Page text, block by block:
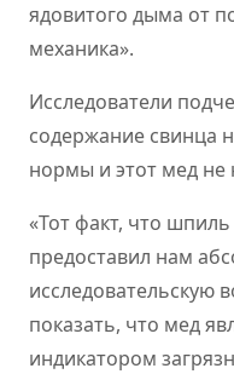
ядовитого дыма от
механика».
Исследователи
содержание свинца
нормы и этот мед не
«Тот факт, что
предоставил нам
исследовательскую
показать, что мед
индикатором